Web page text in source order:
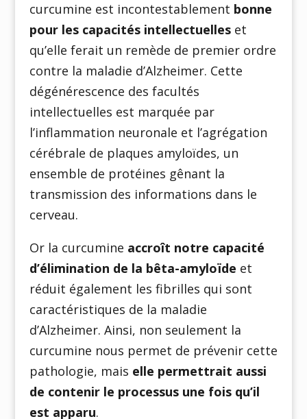
curcumine est incontestablement bonne
pour les capacités intellectuelleset
qu’elle ferait un remède de premier ordre
contre la maladie d’Alzheimer. Cette
dégénérescence des facultés
intellectuelles est marquée par
l’inflammation neuronale et l’agrégation
cérébrale de plaques amyloïdes, un
ensemble de protéines gênant la
transmission des informations dans le
cerveau.
Or la curcumine accroît notre capacité
d’élimination de la bêta-amyloïde et
réduit également les fibrilles qui sont
caractéristiques de la maladie
d’Alzheimer. Ainsi, non seulement la
curcumine nous permet de prévenir cette
pathologie, mais elle permettrait aussi
de contenir le processus une fois qu’il
est apparu.